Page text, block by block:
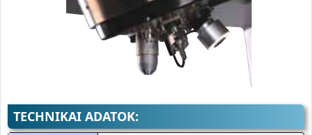
TECHNIKAI ADATOK: